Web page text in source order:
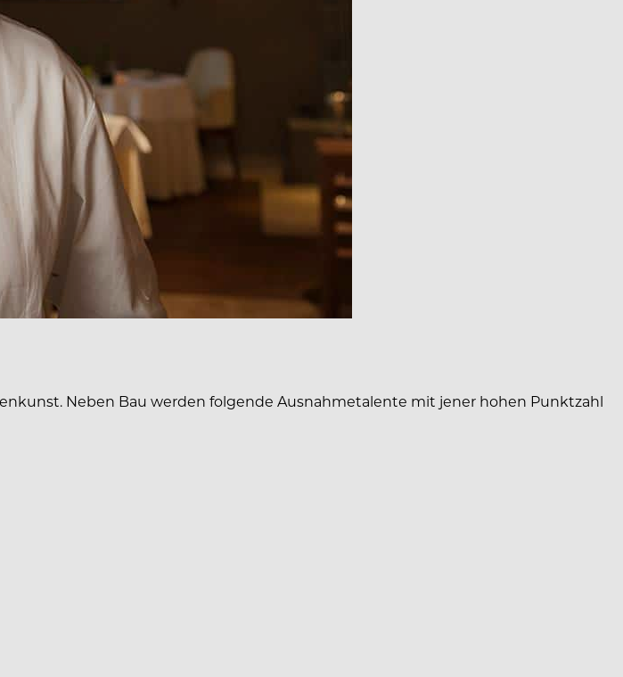
Neben Bau werden folgende Ausnahmetalente mit jener hohen Punktzahl